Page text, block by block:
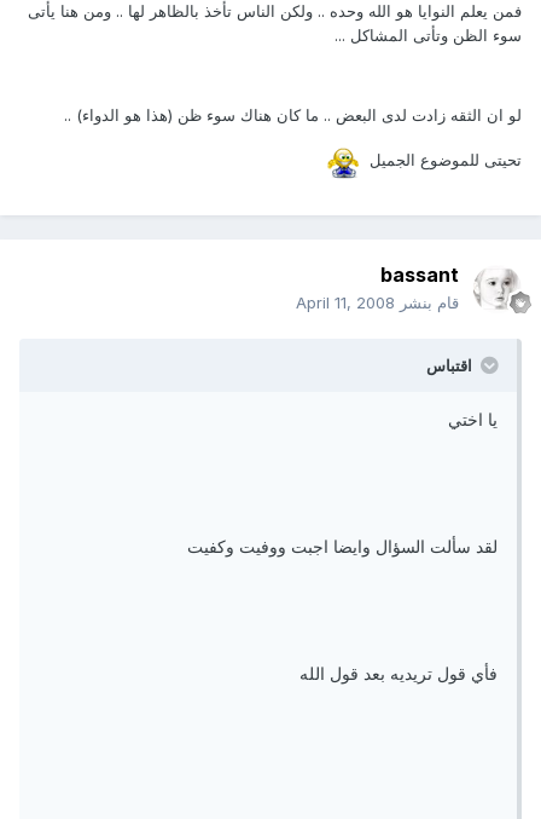
فمن يعلم النوايا هو الله وحده .. ولكن الناس تأخذ بالظاهر لها .. ومن هنا يأتى
سوء الظن وتأتى المشاكل ...
لو ان الثقه زادت لدى البعض .. ما كان هناك سوء ظن (هذا هو الدواء) ..
تحيتى للموضوع الجميل
bassant
قام بنشر April 11, 2008
اقتباس
يا اختي
لقد سألت السؤال وايضا اجبت ووفيت وكفيت
فأي قول تريديه بعد قول الله